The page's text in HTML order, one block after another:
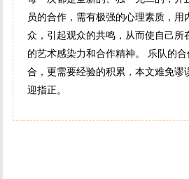
员的合作，需有极强的心理素质，用
众，引起观众的共鸣，从而使自己所
的艺术感染力和合作精神。 乐队的
合，更需要经验的积累，本文难免谬
迎指正。